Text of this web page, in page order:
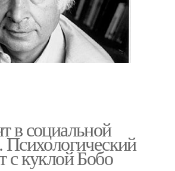
в социальной
Психологический
с куклой Бобо